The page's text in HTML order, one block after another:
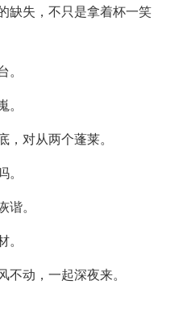
缺失，不只是拿着杯一笑
对从两个蓬莱。
。
动，一起深夜来。